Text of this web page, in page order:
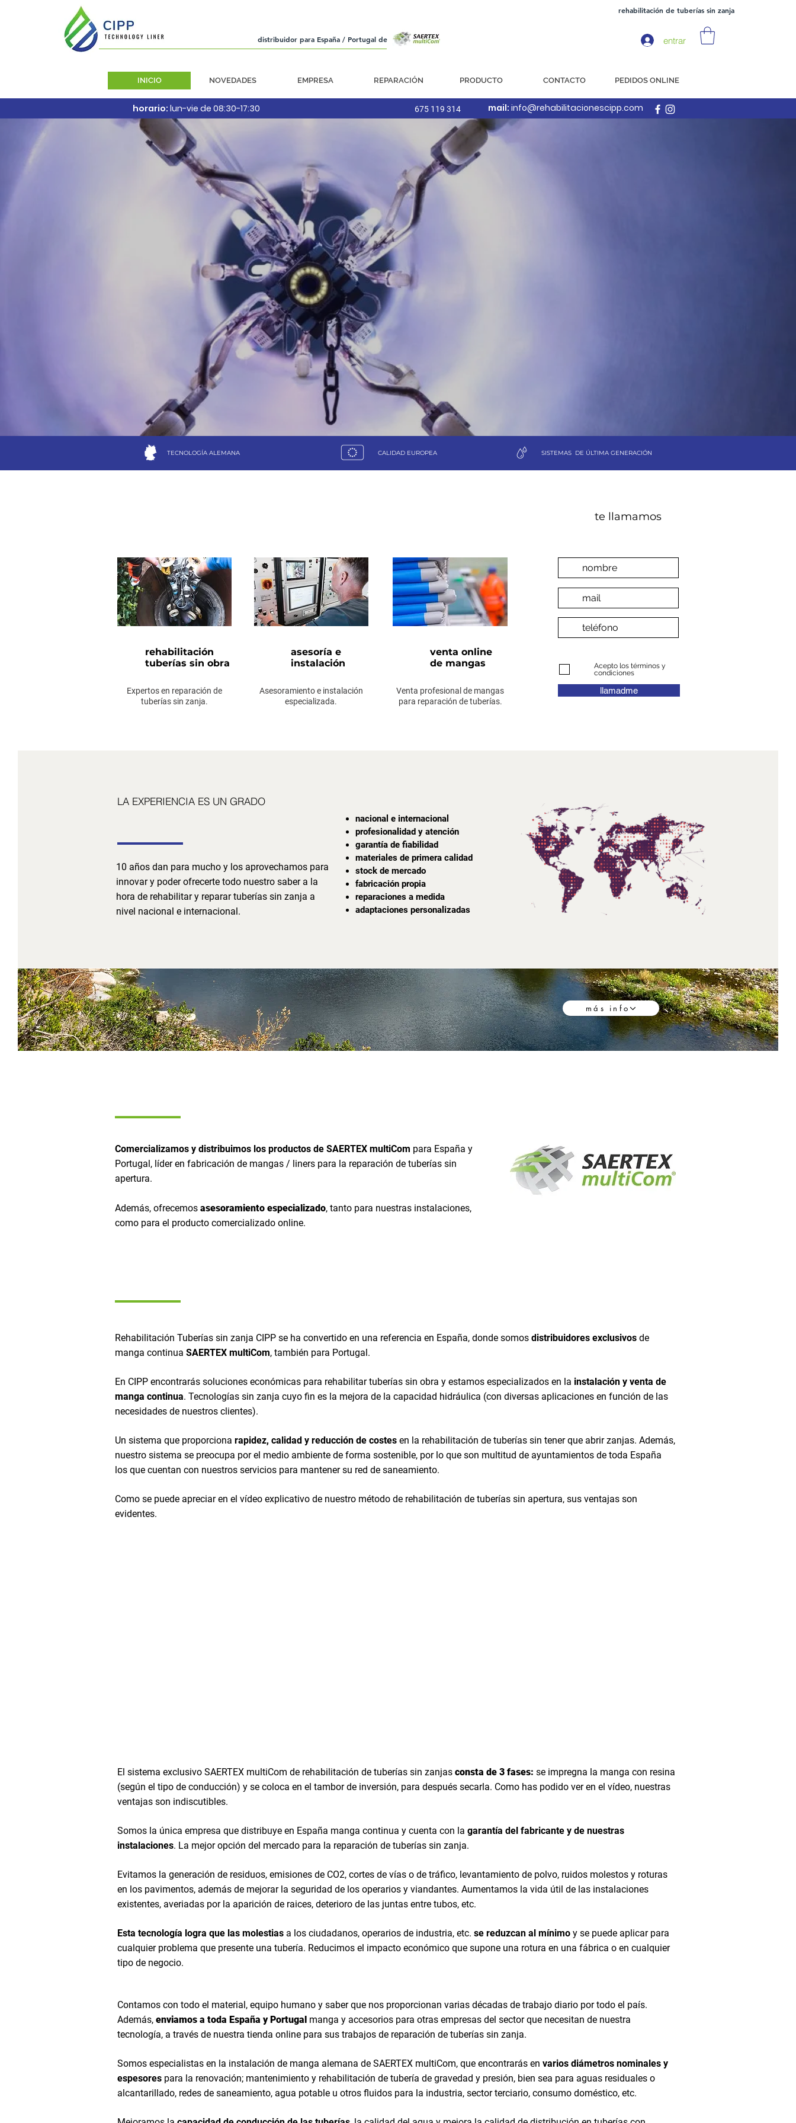
distribuidor para España / Portugal de
rehabilitación de tuberías sin zanja
entrar
INICIO NOVEDADES EMPRESA REPARACIÓN PRODUCTO CONTACTO PEDIDOS ONLINE
horario: lun-vie de 08:30-17:30 675 119 314 mail: info@rehabilitacionescipp.com
TECNOLOGÍA ALEMANA CALIDAD EUROPEA SISTEMAS DE ÚLTIMA GENERACIÓN
rehabilitación
tuberías sin obra
Expertos en reparación de
tuberías sin zanja.
asesoría e
instalación
Asesoramiento e instalación
especializada.
venta online
de mangas
Venta profesional de mangas
para reparación de tuberías.
te llamamos
Acepto los términos y
condiciones
llamadme
LA EXPERIENCIA ES UN GRADO
10 años dan para mucho y los aprovechamos para
innovar y poder ofrecerte todo nuestro saber a la
hora de rehabilitar y reparar tuberías sin zanja a
nivel nacional e internacional.
nacional e internacional
profesionalidad y atención
garantía de fiabilidad
materiales de primera calidad
stock de mercado
fabricación propia
reparaciones a medida
adaptaciones personalizadas
al servicio del medio ambiente más info
Comercializamos y distribuimos los productos de SAERTEX multiCom para España y
Portugal, líder en fabricación de mangas / liners para la reparación de tuberías sin
apertura.
Además, ofrecemos asesoramiento especializado, tanto para nuestras instalaciones,
como para el producto comercializado online.
Rehabilitación Tuberías sin zanja CIPP se ha convertido en una referencia en España, donde somos distribuidores exclusivos de
manga continua SAERTEX multiCom, también para Portugal.
En CIPP encontrarás soluciones económicas para rehabilitar tuberías sin obra y estamos especializados en la instalación y venta de
manga continua. Tecnologías sin zanja cuyo fin es la mejora de la capacidad hidráulica (con diversas aplicaciones en función de las
necesidades de nuestros clientes).
Un sistema que proporciona rapidez, calidad y reducción de costes en la rehabilitación de tuberías sin tener que abrir zanjas. Además,
nuestro sistema se preocupa por el medio ambiente de forma sostenible, por lo que son multitud de ayuntamientos de toda España
los que cuentan con nuestros servicios para mantener su red de saneamiento.
Como se puede apreciar en el vídeo explicativo de nuestro método de rehabilitación de tuberías sin apertura, sus ventajas son
evidentes.
El sistema exclusivo SAERTEX multiCom de rehabilitación de tuberías sin zanjas consta de 3 fases: se impregna la manga con resina
(según el tipo de conducción) y se coloca en el tambor de inversión, para después secarla. Como has podido ver en el vídeo, nuestras
ventajas son indiscutibles.
Somos la única empresa que distribuye en España manga continua y cuenta con la garantía del fabricante y de nuestras
instalaciones. La mejor opción del mercado para la reparación de tuberías sin zanja.
Evitamos la generación de residuos, emisiones de CO2, cortes de vías o de tráfico, levantamiento de polvo, ruidos molestos y roturas
en los pavimentos, además de mejorar la seguridad de los operarios y viandantes. Aumentamos la vida útil de las instalaciones
existentes, averiadas por la aparición de raices, deterioro de las juntas entre tubos, etc.
Esta tecnología logra que las molestias a los ciudadanos, operarios de industria, etc. se reduzcan al mínimo y se puede aplicar para
cualquier problema que presente una tubería. Reducimos el impacto económico que supone una rotura en una fábrica o en cualquier
tipo de negocio.
Contamos con todo el material, equipo humano y saber que nos proporcionan varias décadas de trabajo diario por todo el país.
Además, enviamos a toda España y Portugal manga y accesorios para otras empresas del sector que necesitan de nuestra
tecnología, a través de nuestra tienda online para sus trabajos de reparación de tuberías sin zanja.
Somos especialistas en la instalación de manga alemana de SAERTEX multiCom, que encontrarás en varios diámetros nominales y
espesores para la renovación; mantenimiento y rehabilitación de tubería de gravedad y presión, bien sea para aguas residuales o
alcantarillado, redes de saneamiento, agua potable u otros fluidos para la industria, sector terciario, consumo doméstico, etc.